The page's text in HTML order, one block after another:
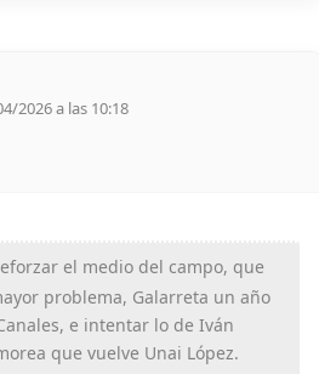
2026 a las 10:18
el medio del campo, que
problema, Galarreta un año
e intentar lo de Iván
que vuelve Unai López.